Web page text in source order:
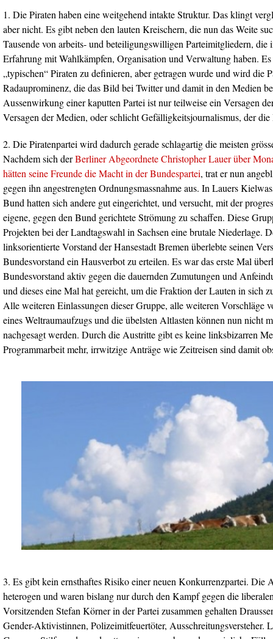
1. Die Piraten haben eine weitgehend intakte Struktur. Das klingt
aber nicht. Es gibt neben den lauten Kreischern, die nun das Weite
Tausende von arbeits- und beteiligungswilligen Parteimitgliedern, die
Erfahrung mit Wahlkämpfen, Organisation und Verwaltung haben.
„typischen“ Piraten zu definieren, aber getragen wurde und wird die
Radauprominenz, die das Bild bei Twitter und damit in den Medien
Aussenwirkung einer kaputten Partei ist nur teilweise ein Versagen
Versagen der Medien, oder schlicht Gefälligkeitsjournalismus, der
2. Die Piratenpartei wird dadurch gerade schlagartig die meisten
Nachdem sich derBerliner Abgeordnete Christopher Lauer über
hätten seine Freunde die Macht in der Bundespartei, trat er nun
gegen ihn angestrengten Ordnungsmassnahme aus. In Lauers
Bund hatten sich andere gut eingerichtet, und versucht, mit der
eigene, gegen den Bund gerichtete Strömung zu schaffen. Diese
Projekten bei der Landtagswahl in Sachsen eine brutale Niederlage.
linksorientierte Vorstand der Hansestadt Bremen überlebte seinen
Bundesvorstand ein Hausverbot zu erteilen. Es war das erste Mal
Bundesvorstand aktiv gegen die dauernden Zumutungen und
und dieses eine Mal hat gereicht, um die Fraktion der Lauten in sich
Alle weiteren Einlassungen dieser Gruppe, alle weiteren Vorschläge
eines Weltraumaufzugs und die übelsten Altlasten können nun nicht
nachgesagt werden. Durch die Austritte gibt es keine linksbizarren
Programmarbeit mehr, irrwitzige Anträge wie Zeitreisen sind damit
3. Es gibt kein ernsthaftes Risiko einer neuen Konkurrenzpartei. Die
heterogen und waren bislang nur durch den Kampf gegen die
Vorsitzenden Stefan Körner in der Partei zusammen gehalten
Gender-Aktivistinnen, Polizeimitfeuertöter, Ausschreitungsversteher.